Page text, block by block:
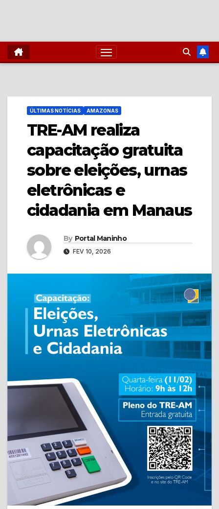
ÚLTIMAS NOTÍCIAS AMAZONAS
TRE-AM realiza
capacitação gratuita
sobre eleições, urnas
eletrônicas e
cidadania em Manaus
By Portal Maninho
FEV 10, 2026